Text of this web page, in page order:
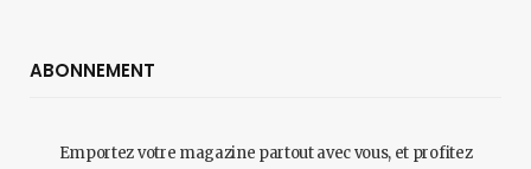
ABONNEMENT
Emportez votre magazine partout avec vous, et profitez